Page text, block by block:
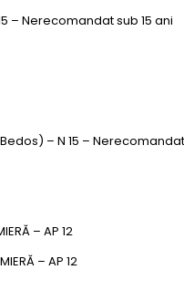
– Nerecomandat sub 15 ani
– N 15 –
– AP 12
– AP 12